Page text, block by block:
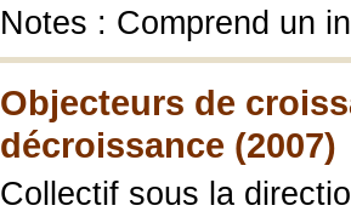
Notes : Comprend un
Objecteurs de
décroissance (2007)
Collectif sous la